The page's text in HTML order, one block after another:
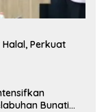
Perkuat
Bunati